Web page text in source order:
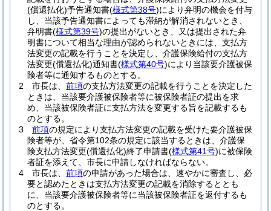
(償還払化)予告通知書(様式第38号)により弁明の機会を付与
し、当該予告通知書によっても滞納が解消されないとき、
弁明書(様式第39号)の提出がないとき、又は提出された弁
明書について相当な理由が認められないときには、支払方
法変更の記載を行うことを決定し、介護保険給付の支払方
法変更(償還払化)通知書(様式第40号)により当該要介護被保
険者等に通知するものとする。
2
市長は、 前項の支払方法変更の記載を行うことを決定した
ときは、当該要介護被保険者等に被保険者証の提出を求
め、当該被保険者証に支払方法を変更する旨を記載するも
のとする。
3
前項の規定により支払方法変更の記載を受けた要介護被保
険者等が、省令第102条の規定に該当するときは、介護保
険支払方法変更(償還払化)終了申請書(様式第41号)に被保険
者証を添えて、市長に申請しなければならない。
4
市長は、 前項の申請があった場合は、速やかに審査し、必
要と認めたときは支払方法変更の記載を消除するととも
に、当該要介護被保険者等に当該被保険者証を返付するも
のとする。